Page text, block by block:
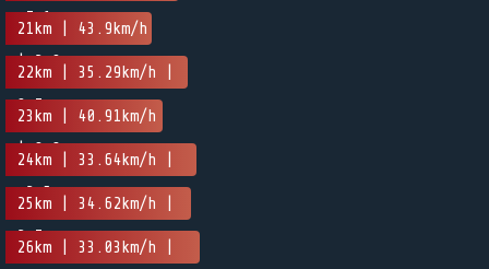
-7.1m
21km | 43.9km/h
| 2.9m
22km | 35.29km/h |
0.7m
23km | 40.91km/h
| 0.8m
24km | 33.64km/h |
-2.5m
25km | 34.62km/h |
2.7m
26km | 33.03km/h |